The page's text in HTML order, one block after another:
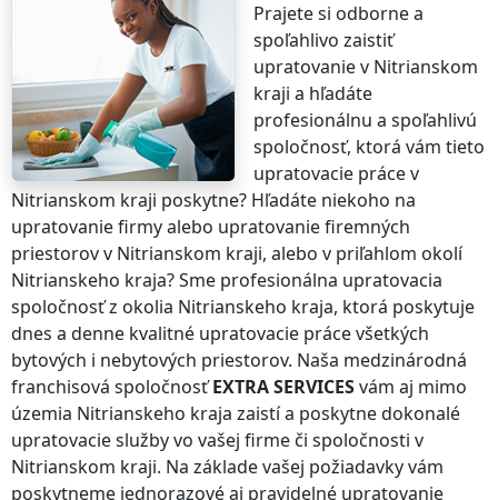
Prajete si odborne a
spoľahlivo zaistiť
upratovaniev Nitrianskom
kraji a hľadáte
profesionálnu a spoľahlivú
spoločnosť, ktorá vám tieto
upratovacie prácev
Nitrianskom kraji poskytne? Hľadáte niekoho na
upratovanie firmy alebo upratovanie firemných
priestorovv Nitrianskom kraji, alebo v priľahlom okolí
Nitrianskeho kraja? Sme profesionálna upratovacia
spoločnosť z okolia Nitrianskeho kraja, ktorá poskytuje
dnes a denne kvalitné upratovacie práce všetkých
bytových i nebytových priestorov. Naša medzinárodná
franchisová spoločnosťEXTRA SERVICESvám aj mimo
územia Nitrianskeho kraja zaistí a poskytne dokonalé
upratovacie služby vo vašej firme či spoločnosti v
Nitrianskom kraji. Na základe vašej požiadavky vám
poskytneme jednorazové aj pravidelné upratovanie